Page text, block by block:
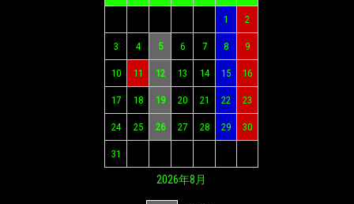
1 2
3 4 5 6 7 8 9
10 11 12 13 14 15 16
17 18 19 20 21 22 23
24 25 26 27 28 29 30
31
2026年8月